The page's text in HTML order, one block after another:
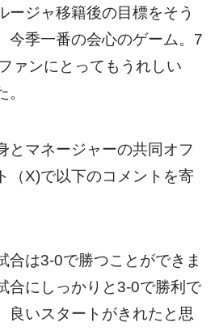
ージャ移籍後の目標をそう
今季一番の会心のゲーム。7
ァンにとってもうれしい
とマネージャーの共同オフ
（X)で以下のコメントを寄
合は3-0で勝つことができま
合にしっかりと3-0で勝利で
良いスタートがきれたと思